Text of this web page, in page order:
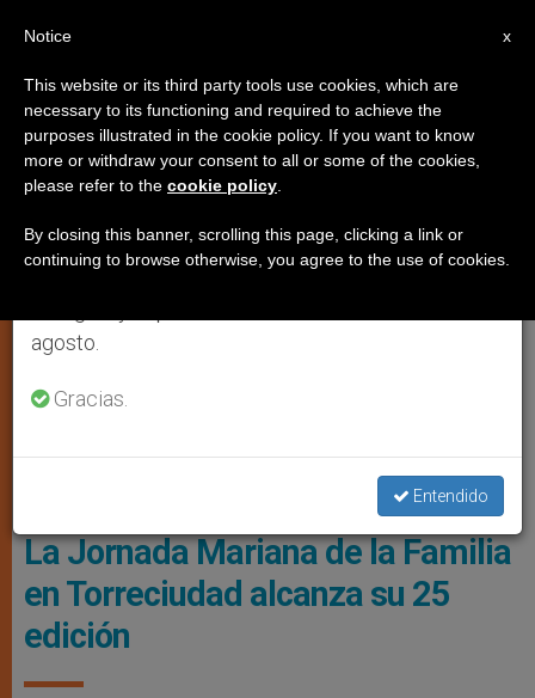
IGLESIA LOCAL
WIKIMEDIA COMMONS
La Jornada Mariana de la Familia
en Torreciudad alcanza su 25
edición
×
Aviso importante
Del 27 de julio al 7 de agosto haremos la pausa
anual, aprovechando que en el periodo de verano
se generan menos informaciones y también el
agosto.
Gracias.
Entendido
x
Notice
This website or its third party tools use cookies, which are
necessary to its functioning and required to achieve the
purposes illustrated in the cookie policy. If you want to know
more or withdraw your consent to all or some of the cookies,
please refer to the cookie policy
By closing this banner, scrolling this page, clicking a link or
continuing to browse otherwise, you agree to the use of cookies.